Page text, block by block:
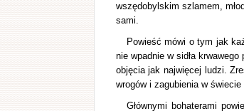
wszędobylskim szlamem,
sami.
Powieść mówi o tym jak
nie wpadnie w sidła
objęcia jak najwięcej ludzi.
wrogów i zagubienia w
Głównymi bohaterami